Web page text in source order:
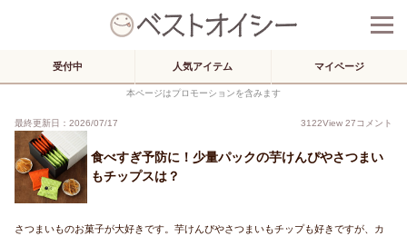
受付中 人気アイテム マイページ
本ページはプロモーションを含みます
最終更新日：2026/07/17 3122View 27コメント
食べすぎ予防に！少量パックの芋けんぴやさつまい
もチップスは？
さつまいものお菓子が大好きです。芋けんぴやさつまいもチップも好きですが、カ